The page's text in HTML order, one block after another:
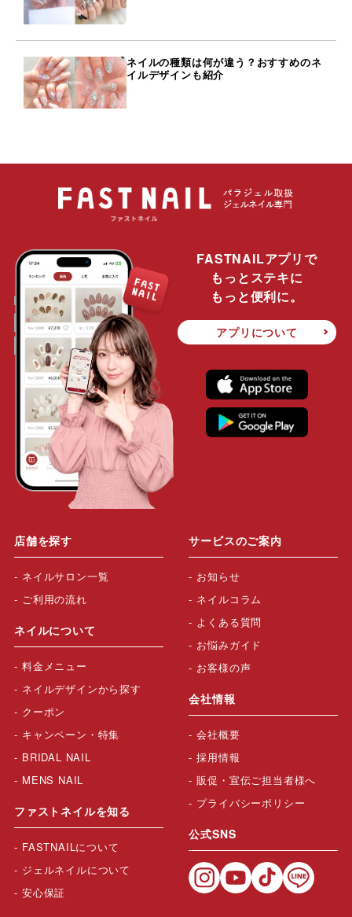
ネイルの種類は何が違う？おすすめのネ
イルデザインも紹介
FASTNAILアプリで
もっとステキに
もっと便利に。
アプリについて
店舗を探す
ネイルサロン一覧
ご利用の流れ
ネイルについて
料金メニュー
ネイルデザインから探す
クーポン
キャンペーン・特集
BRIDAL NAIL
MENS NAIL
ファストネイルを知る
FASTNAILについて
ジェルネイルについて
安心保証
サービスのご案内
お知らせ
ネイルコラム
よくある質問
お悩みガイド
お客様の声
会社情報
会社概要
採用情報
販促・宣伝ご担当者様へ
プライバシーポリシー
公式SNS